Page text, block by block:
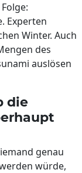
Experten
Winter. Auch
des
auslösen
die
genau
würde,